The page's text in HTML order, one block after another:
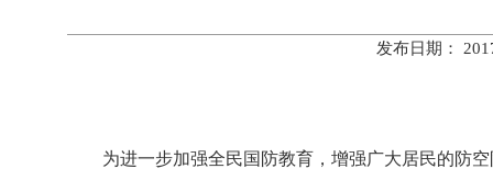
发布日期：
为进一步加强全民国防教育，增强广大居民的防空